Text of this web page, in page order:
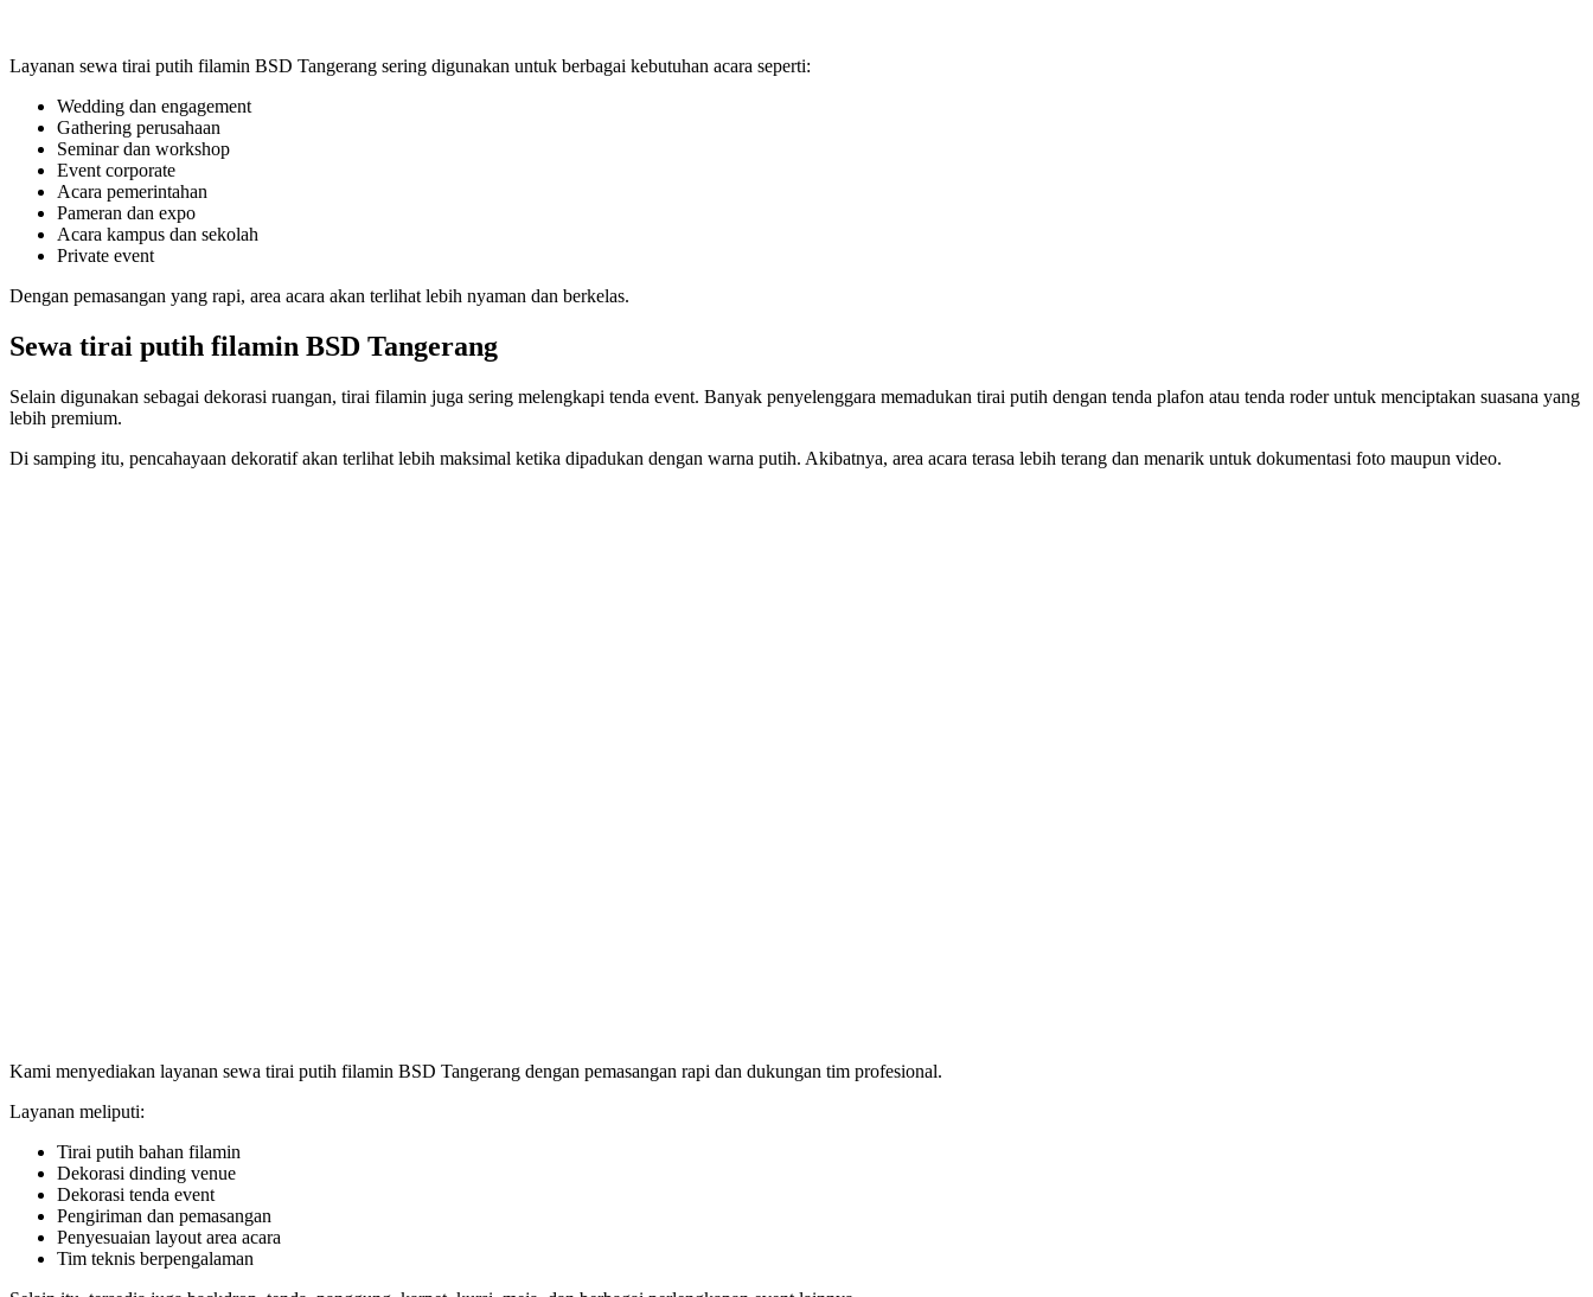
Layanan sewa tirai putih filamin BSD Tangerang sering digunakan untuk berbagai kebutuhan acara seperti:
Wedding dan engagement
Gathering perusahaan
Seminar dan workshop
Event corporate
Acara pemerintahan
Pameran dan expo
Acara kampus dan sekolah
Private event
Dengan pemasangan yang rapi, area acara akan terlihat lebih nyaman dan berkelas.
Sewa tirai putih filamin BSD Tangerang
Selain digunakan sebagai dekorasi ruangan, tirai filamin juga sering melengkapi tenda event. Banyak penyelenggara memadukan tirai putih dengan tenda plafon atau tenda roder untuk menciptakan suasana yang
lebih premium.
Di samping itu, pencahayaan dekoratif akan terlihat lebih maksimal ketika dipadukan dengan warna putih. Akibatnya, area acara terasa lebih terang dan menarik untuk dokumentasi foto maupun video.
Kami menyediakan layanan sewa tirai putih filamin BSD Tangerang dengan pemasangan rapi dan dukungan tim profesional.
Layanan meliputi:
Tirai putih bahan filamin
Dekorasi dinding venue
Dekorasi tenda event
Pengiriman dan pemasangan
Penyesuaian layout area acara
Tim teknis berpengalaman